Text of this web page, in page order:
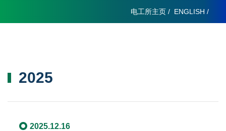
电工所主页 / ENGLISH /
2025
2025.12.16